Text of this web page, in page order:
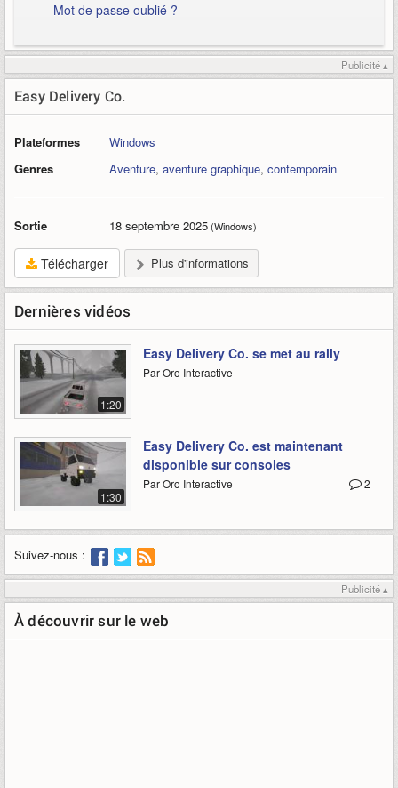
Mot de passe oublié ?
Publicité ▴
Easy Delivery Co.
Plateformes
Windows
Genres
Aventure, aventure graphique, contemporain
Sortie 18 septembre 2025(Windows)
Télécharger Plus d'informations
Dernières vidéos
1:20
Easy Delivery Co. se met au rally
Par Oro Interactive
1:30
Easy Delivery Co. est maintenant
disponible sur consoles
2
Par Oro Interactive
Suivez-nous :
Publicité ▴
À découvrir sur le web